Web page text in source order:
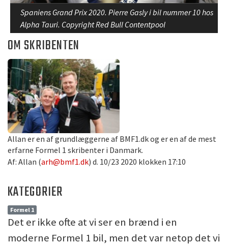
Spaniens Grand Prix 2020. Pierre Gasly i bil nummer 10 hos
Alpha Tauri. Copyright Red Bull Contentpool
OM SKRIBENTEN
Allan er en af grundlæggerne af BMF1.dk og er en af de mest
erfarne Formel 1 skribenter i Danmark.
Af: Allan (arh@bmf1.dk) d. 10/23 2020 klokken 17:10
KATEGORIER
Formel 1
Det er ikke ofte at vi ser en brænd i en
moderne Formel 1 bil, men det var netop det vi